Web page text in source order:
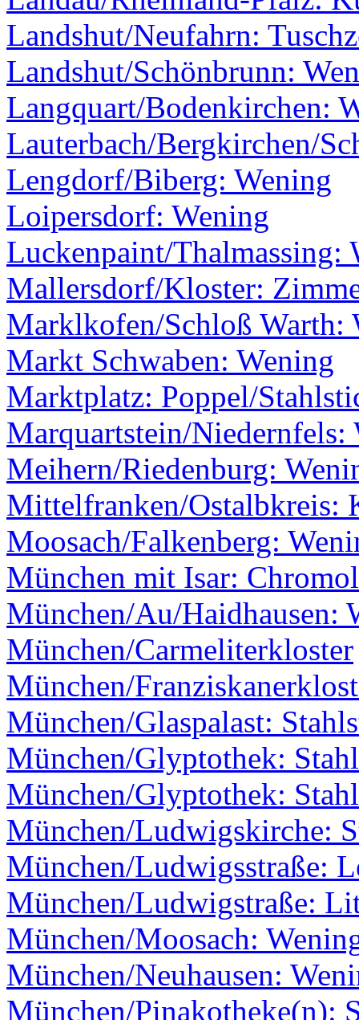
Landshut/Neufahrn:
Landshut/Schönbrunn:
Langquart/Bodenkirchen:
Lauterbach/Bergkirchen/
Lengdorf/Biberg: Wening
Loipersdorf: Wening
Luckenpaint/Thalmassing:
Mallersdorf/Kloster:
Marklkofen/Schloß Warth:
Markt Schwaben: Wening
Marktplatz: Poppel/
Marquartstein/Niedernfels:
Meihern/Riedenburg:
Mittelfranken/Ostalbkreis:
Moosach/Falkenberg:
München mit Isar:
München/Au/Haidhausen:
München/Carmeliterkloster
München/
München/Glaspalast:
München/Glyptothek:
München/Glyptothek:
München/Ludwigskirche:
München/Ludwigsstraße:
München/Ludwigstraße:
München/Moosach:
München/Neuhausen:
München/Pinakotheke(n):